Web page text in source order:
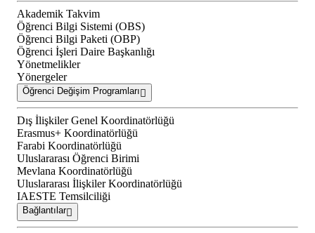
Akademik Takvim
Öğrenci Bilgi Sistemi (OBS)
Öğrenci Bilgi Paketi (OBP)
Öğrenci İşleri Daire Başkanlığı
Yönetmelikler
Yönergeler
Öğrenci Değişim Programları
Dış İlişkiler Genel Koordinatörlüğü
Erasmus+ Koordinatörlüğü
Farabi Koordinatörlüğü
Uluslararası Öğrenci Birimi
Mevlana Koordinatörlüğü
Uluslararası İlişkiler Koordinatörlüğü
IAESTE Temsilciliği
Bağlantılar